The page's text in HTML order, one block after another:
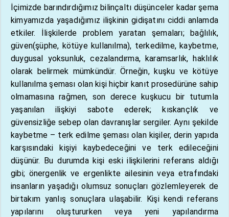
İçimizde barındırdığımız bilinçaltı düşünceler kadar şema
kimyamızda yaşadığımız ilişkinin gidişatını ciddi anlamda
etkiler. İlişkilerde problem yaratan şemaları; bağlılık,
güven(şüphe, kötüye kullanılma), terkedilme, kaybetme,
duygusal yoksunluk, cezalandırma, karamsarlık, haklılık
olarak belirmek mümkündür. Örneğin, kuşku ve kötüye
kullanılma şeması olan kişi hiçbir kanıt prosedürüne sahip
olmamasına rağmen, son derece kuşkucu bir tutumla
yaşanılan ilişkiyi sabote ederek; kıskançlık ve
güvensizliğe sebep olan davranışlar sergiler. Aynı şekilde
kaybetme – terk edilme şeması olan kişiler, derin yapıda
karşısındaki kişiyi kaybedeceğini ve terk edileceğini
düşünür. Bu durumda kişi eski ilişkilerini referans aldığı
gibi; önergenlik ve ergenlikte ailesinin veya etrafındaki
insanların yaşadığı olumsuz sonuçları gözlemleyerek de
birtakım yanlış sonuçlara ulaşabilir. Kişi kendi referans
yapılarını oluştururken veya yeni yapılandırma